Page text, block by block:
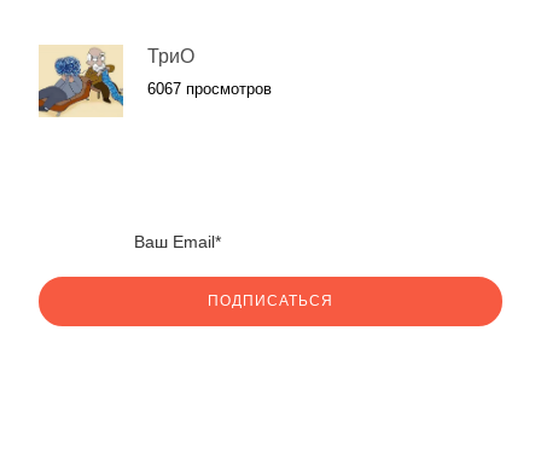
ТриО
6067 просмотров
ПОДПИСАТЬСЯ